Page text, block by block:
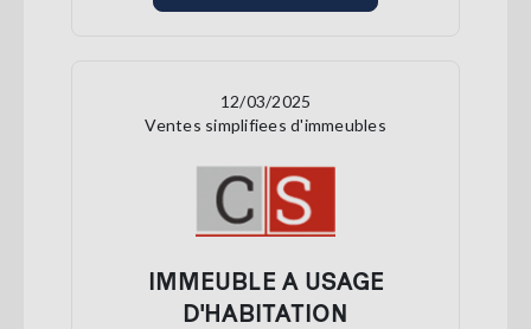
12/03/2025
Ventes simplifiees d'immeubles
IMMEUBLE A USAGE
D'HABITATION